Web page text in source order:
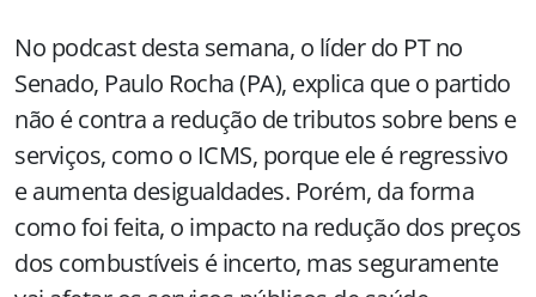
No podcast desta semana, o líder do PT no
Senado, Paulo Rocha (PA), explica que o partido
não é contra a redução de tributos sobre bens e
serviços, como o ICMS, porque ele é regressivo
e aumenta desigualdades. Porém, da forma
como foi feita, o impacto na redução dos preços
dos combustíveis é incerto, mas seguramente